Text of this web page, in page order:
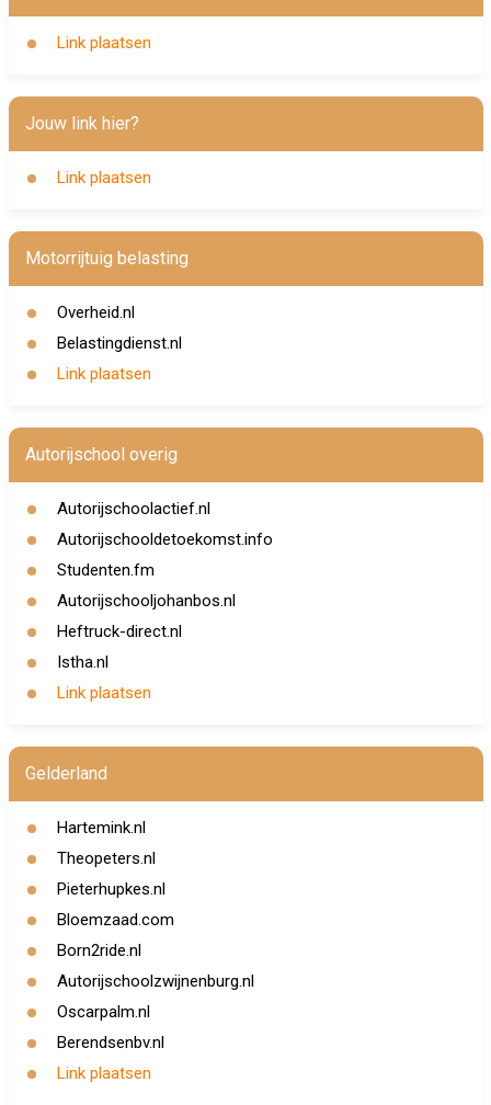
Link plaatsen
Jouw link hier?
Link plaatsen
Motorrijtuig belasting
Overheid.nl
Belastingdienst.nl
Link plaatsen
Autorijschool overig
Autorijschoolactief.nl
Autorijschooldetoekomst.info
Studenten.fm
Autorijschooljohanbos.nl
Heftruck-direct.nl
Istha.nl
Link plaatsen
Gelderland
Hartemink.nl
Theopeters.nl
Pieterhupkes.nl
Bloemzaad.com
Born2ride.nl
Autorijschoolzwijnenburg.nl
Oscarpalm.nl
Berendsenbv.nl
Link plaatsen